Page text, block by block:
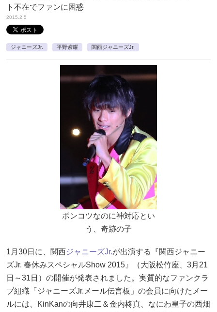
ト不在でファンに困惑
2015.2.5
ジャニーズJr. 平野紫耀 関西ジャニーズJr.
ポンコツなのに神対応とい
う、奇跡の子
1月30日に、関西ジャニーズJr.が出演する『関西ジャニー
ズJr. 春休みスペシャルShow 2015』（大阪松竹座、3月21
日～31日）の開催が発表されました。実質的なファンクラ
ブ組織「ジャニーズJr.メール伝言板」の会員に向けたメー
ルには、KinKanの向井康二＆金内柊真、なにわ皇子の西畑